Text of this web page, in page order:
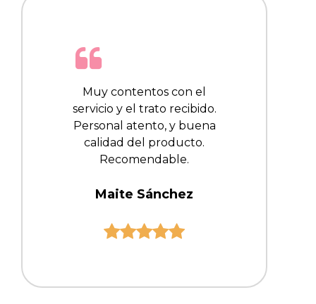
Muy contentos con el
servicio y el trato recibido.
Personal atento, y buena
calidad del producto.
Recomendable.
Maite Sánchez